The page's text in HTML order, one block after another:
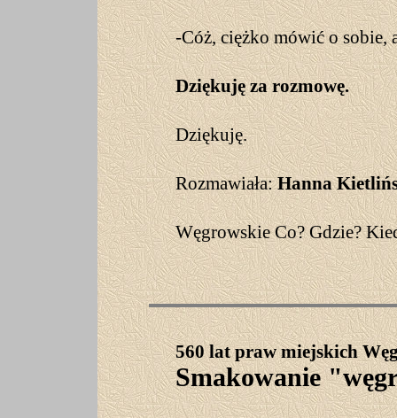
-Cóż, ciężko mówić o sobie,
Dziękuję za rozmowę.
Dziękuję.
Rozmawiała:Hanna
Węgrowskie Co? Gdzie?
560 lat praw miejskich
Smakowanie